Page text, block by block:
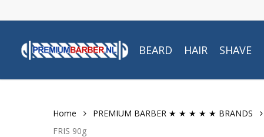
to
content
BEARD HAIR SHAVE
Home PREMIUM BARBER ★ ★ ★ ★ ★ BRANDS
FRIS 90g